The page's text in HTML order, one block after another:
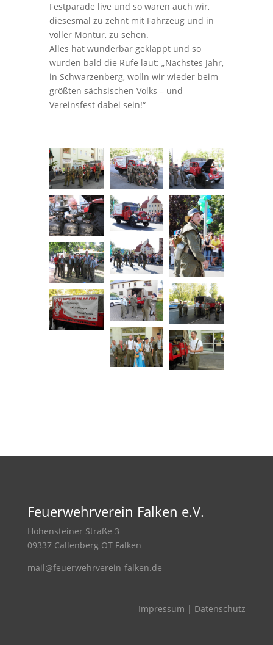
Festparade live und so waren auch wir,
diesesmal zu zehnt mit Fahrzeug und in
voller Montur, zu sehen.
Alles hat wunderbar geklappt und so
wurden bald die Rufe laut: „Nächstes Jahr,
in Schwarzenberg, wolln wir wieder beim
größten sächsischen Volks – und
Vereinsfest dabei sein!“
Feuerwehrverein Falken e.V.
Hohensteiner Straße 3
09337 Callenberg OT Falken
mail@feuerwehrverein-falken.de
Impressum | Datenschutz